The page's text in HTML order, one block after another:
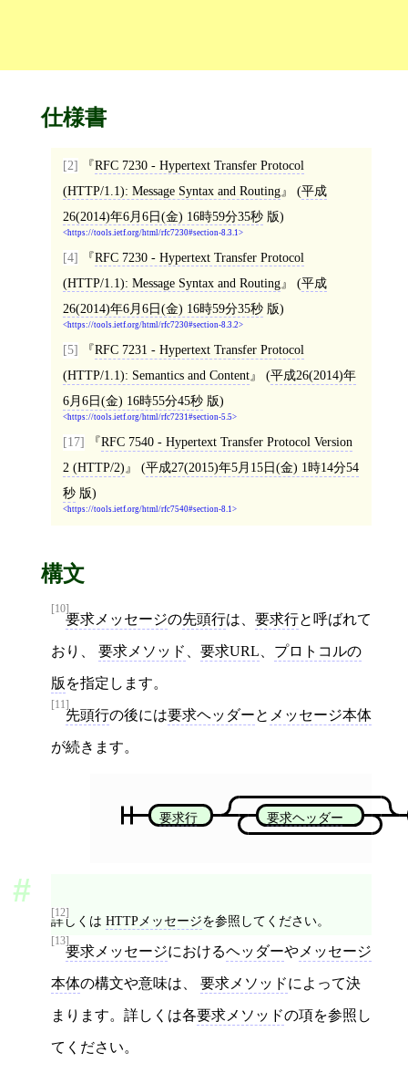
仕様書
[2]
RFC 7230 - Hypertext Transfer Protocol
(HTTP/1.1): Message Syntax and Routing
(平成
26(2014)年6月6日(金) 16時59分35秒版)
https://tools.ietf.org/html/rfc7230#section-8.3.1
[4]
RFC 7230 - Hypertext Transfer Protocol
(HTTP/1.1): Message Syntax and Routing
(平成
26(2014)年6月6日(金) 16時59分35秒版)
https://tools.ietf.org/html/rfc7230#section-8.3.2
[5]
RFC 7231 - Hypertext Transfer Protocol
(HTTP/1.1): Semantics and Content
(平成26(2014)年
6月6日(金) 16時55分45秒版)
https://tools.ietf.org/html/rfc7231#section-5.5
[17]
RFC 7540 - Hypertext Transfer Protocol Version
2 (HTTP/2)
(平成27(2015)年5月15日(金) 1時14分54
秒版)
https://tools.ietf.org/html/rfc7540#section-8.1
構文
[10]
要求メッセージの先頭行は、 要求行と呼ばれて
おり、 要求メソッド 要求URL プロトコルの
版 を指定します。
[11]
先頭行の後には要求ヘッダーと メッセージ本体
が続きます。
要求行 要求ヘッダー
[12]
詳しくは HTTPメッセージを参照してください。
[13]
要求メッセージにおけるヘッダーや メッセージ
本体の構文や意味は、 要求メソッドによって決
まります。詳しくは各要求メソッドの項を参照し
てください。